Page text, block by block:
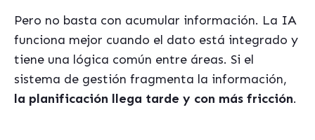
Pero no basta con acumular información. La IA
funciona mejor cuando el dato está integrado y
tiene una lógica común entre áreas. Si el
sistema de gestión fragmenta la información,
la planificación llega tarde y con más fricción.